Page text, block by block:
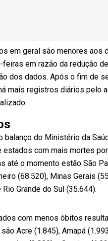
em geral são menores aos
feiras em razão da redução
dos dados. Após o fim de
mais registros diários pelo
balanço do Ministério da
estados com mais mortes
até o momento estão São
(68.520), Minas Gerais
Grande do Sul (35.644).
com menos óbitos
Acre (1.845), Amapá